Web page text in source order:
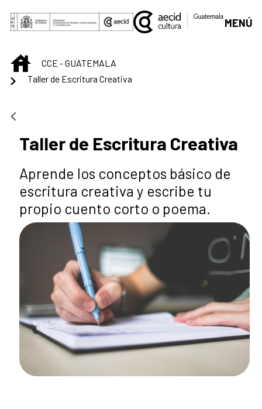
Saltar al contenido principal
MENÚ
INICIOCCE - GUATEMALA
Taller de Escritura Creativa
Taller de Escritura Creativa
Aprende los conceptos básico de
escritura creativa y escribe tu
propio cuento corto o poema.